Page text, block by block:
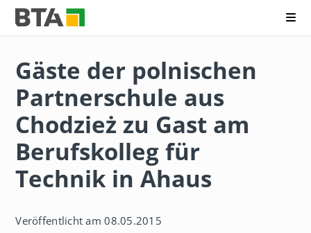
u
k
o
l
l
g
T
Gäste der polnischen
Partnerschule aus
Chodzież zu Gast am
Berufskolleg für
Technik in Ahaus
Veröffentlicht am 08.05.2015